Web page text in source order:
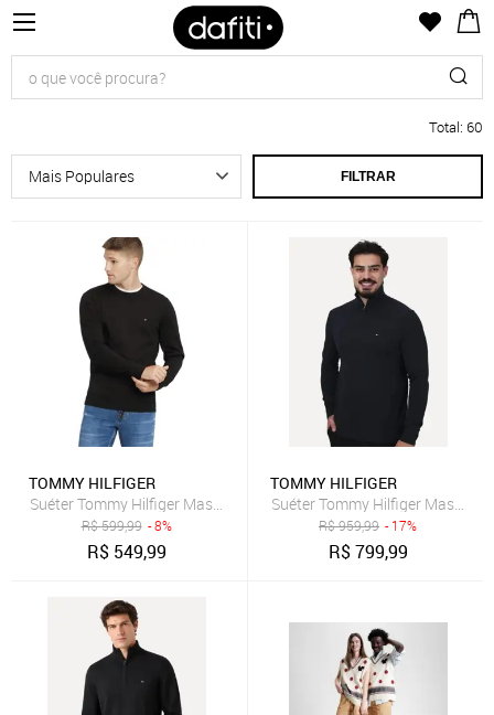
Total: 60
FILTRAR
TOMMY HILFIGER
Suéter Tommy Hilfiger Masculino Signature Crewneck Preto
R$599,99 - 8%
R$ 549,99
TOMMY HILFIGER
Suéter Tommy Hilfiger
R$959,99 - 17%
R$799,99